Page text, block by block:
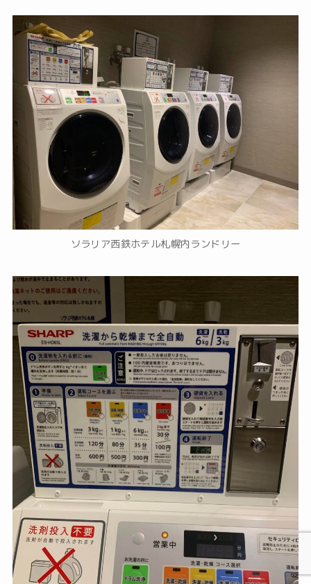
ソラリア西鉄ホテル札幌内ランドリー